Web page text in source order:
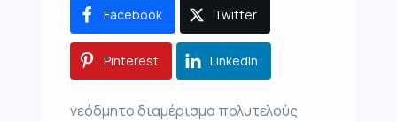
Facebook Twitter
Pinterest LinkedIn
νεόδμητο διαμέρισμα πολυτελούς